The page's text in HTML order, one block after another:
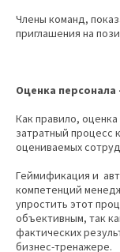
Члены команд,
приглашения на
Оценка
Как правило,
затратный процесс
оцениваемых
Геймификация и
компетенций
упростить этот
объективным, так
фактических
бизнес-тренажере.